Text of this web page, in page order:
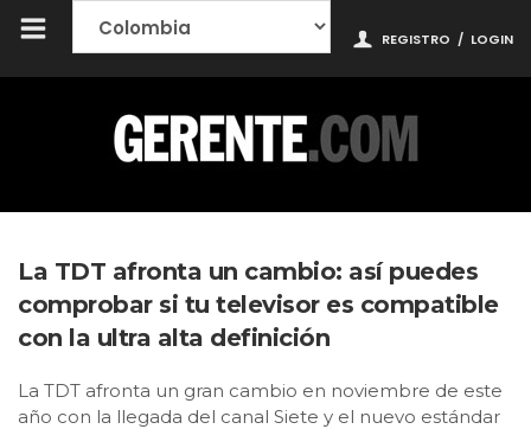
REGISTRO / LOGIN
La TDT afronta un cambio: así puedes
comprobar si tu televisor es compatible
con la ultra alta definición
La TDT afronta un gran cambio en noviembre de este
año con la llegada del canal Siete y el nuevo estándar